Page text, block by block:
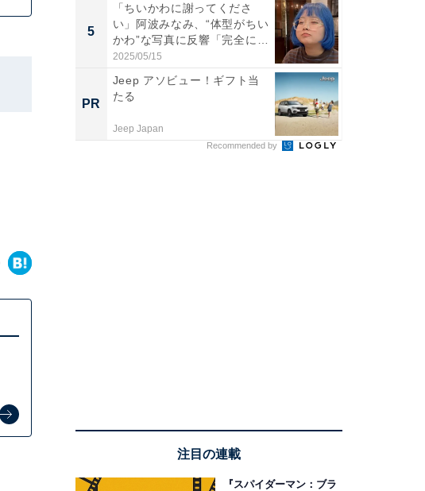
5
「ちいかわに謝ってくださ
い」阿波みなみ、“体型がちい
かわ”な写真に反響「完全に
一...
2025/05/15
PR
Jeep アソビュー！ギフト当
たる
Jeep Japan
Recommended by
注目の連載
『スパイダーマン：ブラ